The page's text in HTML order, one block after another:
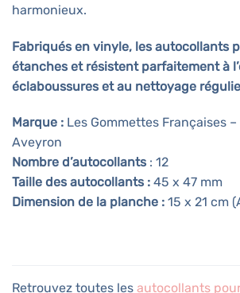
harmonieux.
Fabriqués en vinyle, les autocollants
étanches et résistent parfaitement à
éclaboussures et au nettoyage
Marque : Les Gommettes Françaises
Aveyron
Nombre d’autocollants : 12
Taille des autocollants : 45 x 47 mm
Dimension de la planche : 15 x 21 cm
Retrouvez toutes les autocollants